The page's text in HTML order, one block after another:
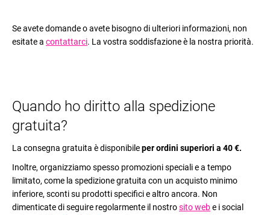
Se avete domande o avete bisogno di ulteriori informazioni, non
esitate a contattarci. La vostra soddisfazione è la nostra priorità.
Quando ho diritto alla spedizione
gratuita?
La consegna gratuita è disponibileper ordini superiori a 40 €.
Inoltre, organizziamo spesso promozioni speciali e a tempo
limitato, come la spedizione gratuita con un acquisto minimo
inferiore, sconti su prodotti specifici e altro ancora. Non
dimenticate di seguire regolarmente il nostrosito webe i social